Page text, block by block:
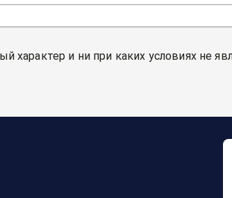
и ни при каких условиях не